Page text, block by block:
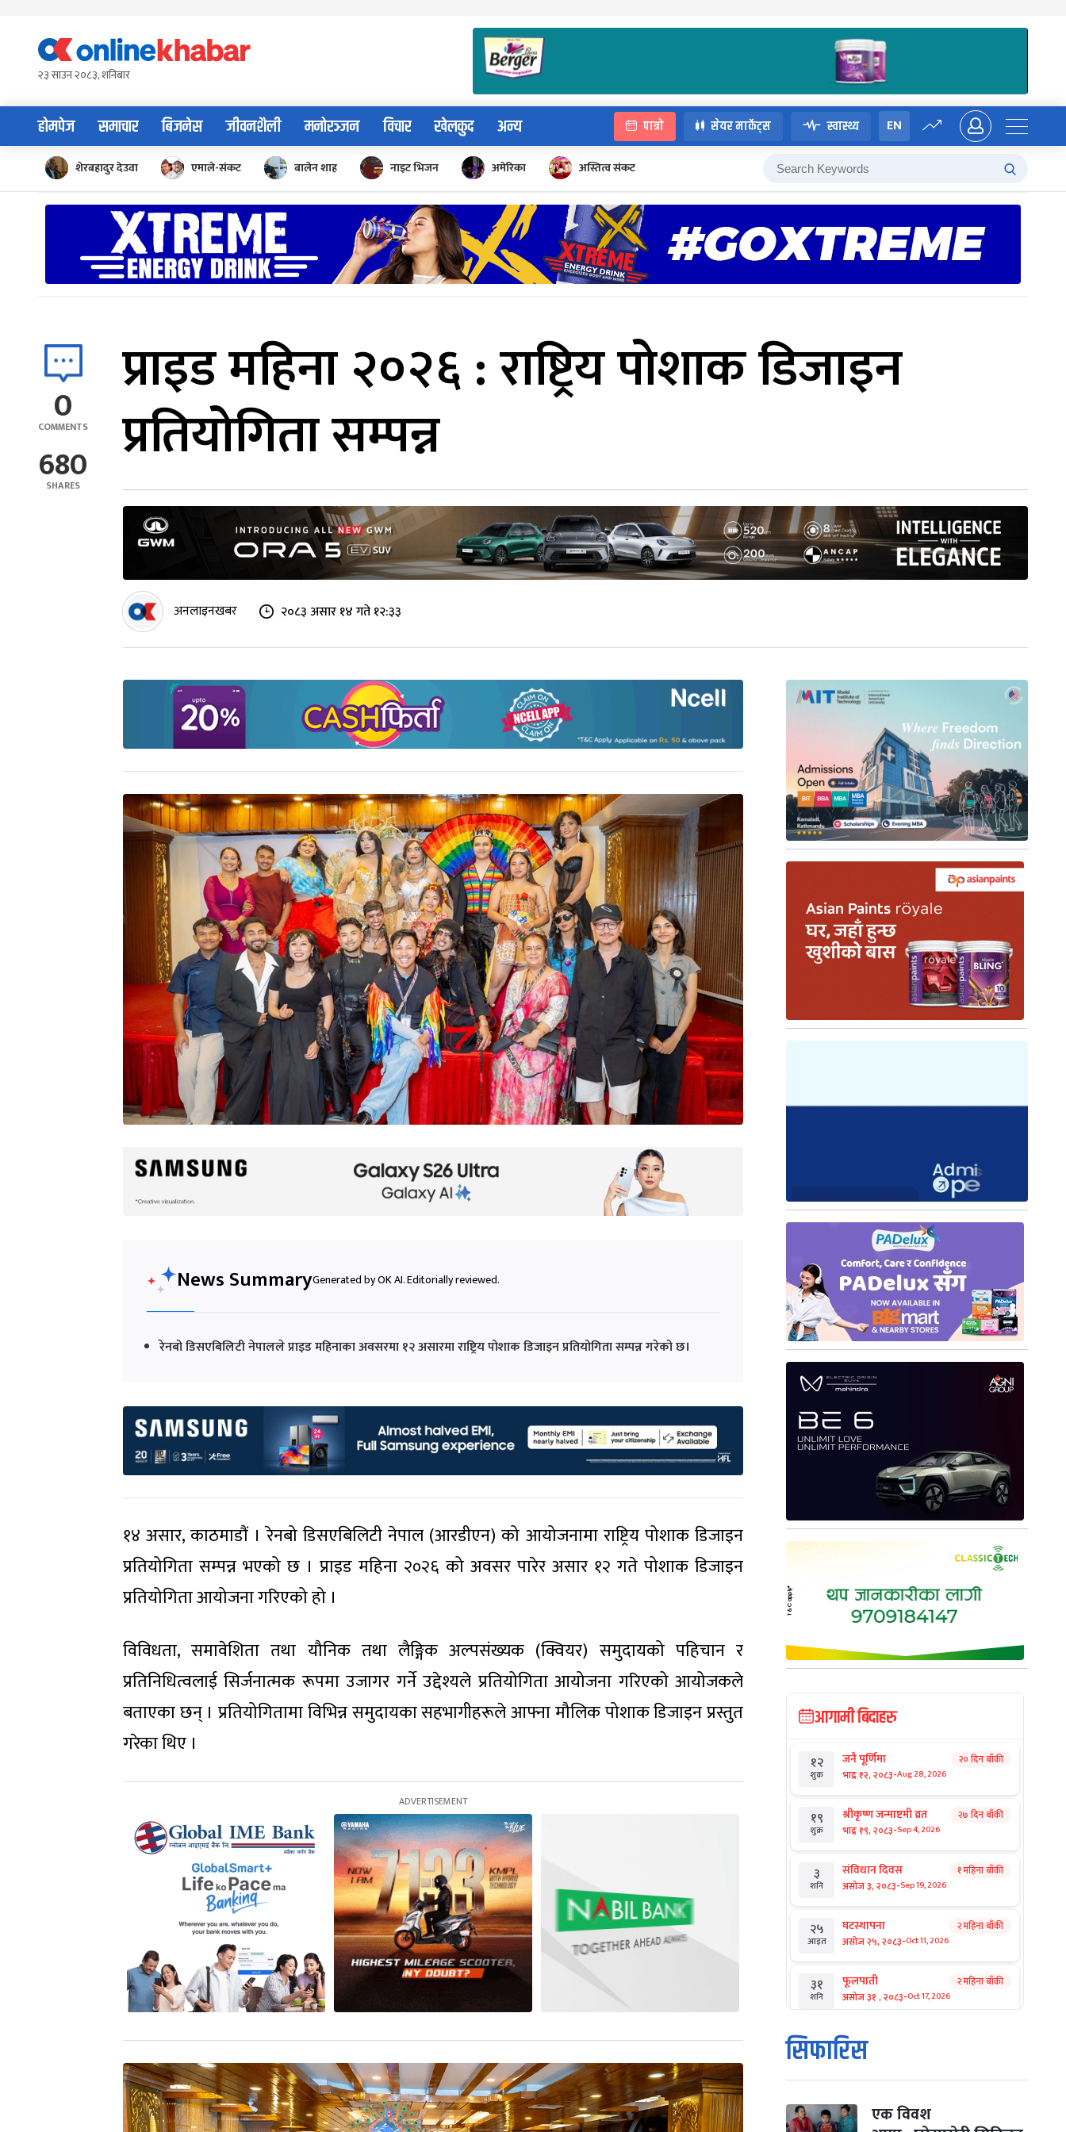
content२३ साउन २०८३, शनिबार
होमपेज समाचार बिजनेस जीवनशैली मनोरञ्जन विचार खेलकुद अन्य पात्रो सेयर मार्केट्स स्वास्थ्य EN
शेरबहादुर देउवा एमाले-संकट बालेन शाह नाइट भिजन अमेरिका अस्तित्व संकट
0
COMMENTS
680
SHARES
प्राइड महिना २०२६ : राष्ट्रिय पोशाक डिजाइन
प्रतियोगिता सम्पन्न
अनलाइनखबर २०८३ असार १४ गते १२:३३
News SummaryGenerated by OK AI. Editorially reviewed.
रेनबो डिसएबिलिटी नेपालले प्राइड महिनाका अवसरमा १२ असारमा राष्ट्रिय पोशाक डिजाइन प्रतियोगिता सम्पन्न गरेको छ।
१४ असार, काठमाडौं । रेनबो डिसएबिलिटी नेपाल (आरडीएन) को आयोजनामा राष्ट्रिय पोशाक डिजाइन
प्रतियोगिता सम्पन्न भएको छ । प्राइड महिना २०२६ को अवसर पारेर असार १२ गते पोशाक डिजाइन
प्रतियोगिता आयोजना गरिएको हो ।
विविधता, समावेशिता तथा यौनिक तथा लैङ्गिक अल्पसंख्यक (क्वियर) समुदायको पहिचान र
प्रतिनिधित्वलाई सिर्जनात्मक रूपमा उजागर गर्ने उद्देश्यले प्रतियोगिता आयोजना गरिएको आयोजकले
बताएका छन् । प्रतियोगितामा विभिन्न समुदायका सहभागीहरूले आफ्ना मौलिक पोशाक डिजाइन प्रस्तुत
गरेका थिए ।
आगामी बिदाहरु
१२
शुक्र
जनै पूर्णिमा
भाद्र १२, २०८३-Aug 28, 2026
२० दिन बाँकी
१९
शुक्र
श्रीकृष्ण जन्माष्टमी व्रत
भाद्र १९, २०८३-Sep 4, 2026
२७ दिन बाँकी
३
शनि
संविधान दिवस
असोज ३, २०८३-Sep 19, 2026
१ महिना बाँकी
२५
आइत
घटस्थापना
असोज २५, २०८३-Oct 11, 2026
२ महिना बाँकी
३१
शनि
फूलपाती
असोज ३१ , २०८३-Oct 17, 2026
२ महिना बाँकी
१
आइत
कार्तिक सङ्क्रान्ति
कार्तिक १, २०८३
मंगल कार्तिक ३, २०८३-Oct 20, 2026
सिफारिस
एक विवश